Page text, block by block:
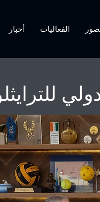
أخبار الفعاليات